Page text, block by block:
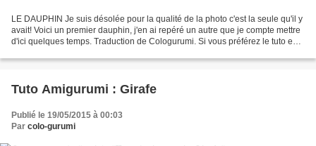
LE DAUPHIN Je suis désolée pour la qualité de la photo c'est la seule qu'il y
avait! Voici un premier dauphin, j'en ai repéré un autre que je compte mettre
d'ici quelques temps. Traduction de Cologurumi. Si vous préférez le tuto en
Tuto Amigurumi : Girafe
Publié le 19/05/2015 à 00:03
Par colo-gurumi